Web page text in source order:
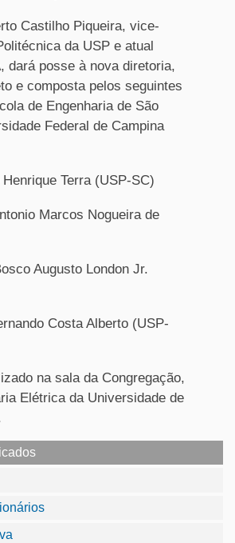
Castilho Piqueira, vice-
da USP e atual
dará posse à nova diretoria,
e composta pelos seguintes
de Engenharia de São
Federal de Campina
Terra (USP-SC)
Marcos Nogueira de
Augusto London Jr.
Costa Alberto (USP-
na sala da Congregação,
Elétrica da Universidade de